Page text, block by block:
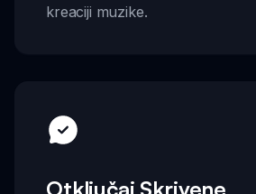
kreaciji muzike.